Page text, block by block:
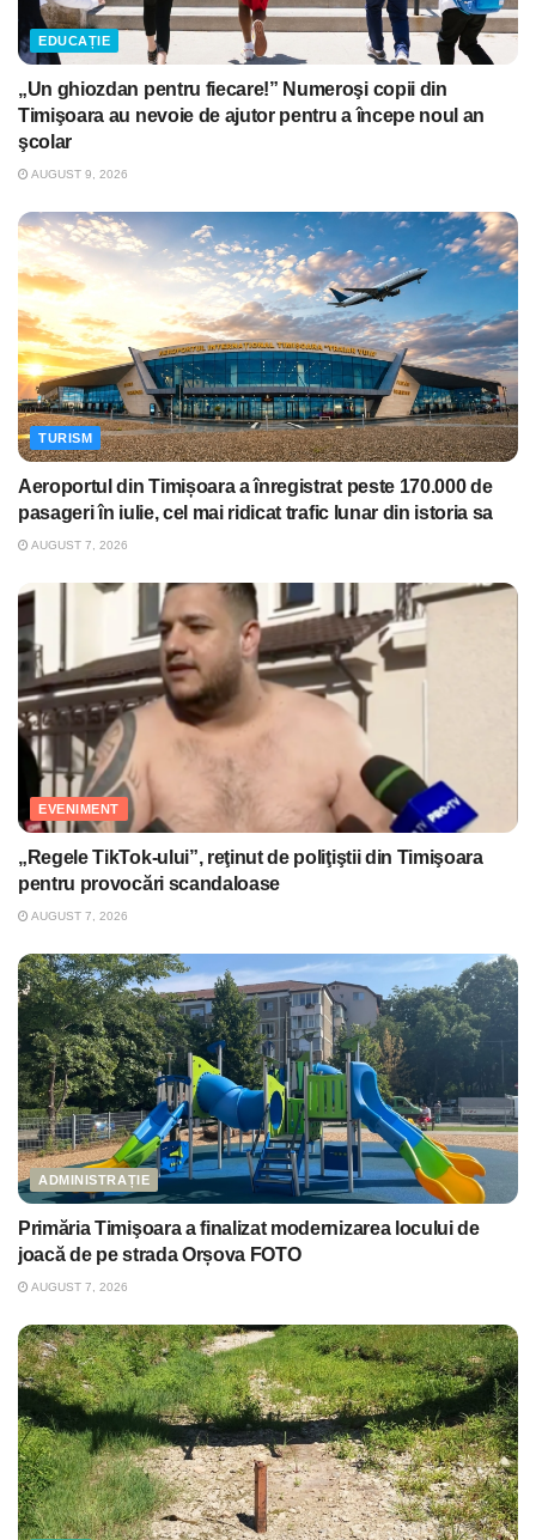
EDUCAȚIE
„Un ghiozdan pentru fiecare!” Numeroşi copii din
Timişoara au nevoie de ajutor pentru a începe noul an
şcolar
AUGUST 9, 2026
TURISM
Aeroportul din Timișoara a înregistrat peste 170.000 de
pasageri în iulie, cel mai ridicat trafic lunar din istoria sa
AUGUST 7, 2026
EVENIMENT
„Regele TikTok-ului”, reţinut de poliţiştii din Timişoara
pentru provocări scandaloase
AUGUST 7, 2026
ADMINISTRAȚIE
Primăria Timişoara a finalizat modernizarea locului de
joacă de pe strada Orșova FOTO
AUGUST 7, 2026